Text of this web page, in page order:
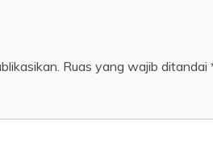
Ruas yang wajib ditandai